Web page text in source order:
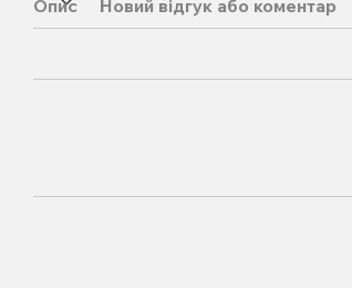
Опис Новий відгук або коментар